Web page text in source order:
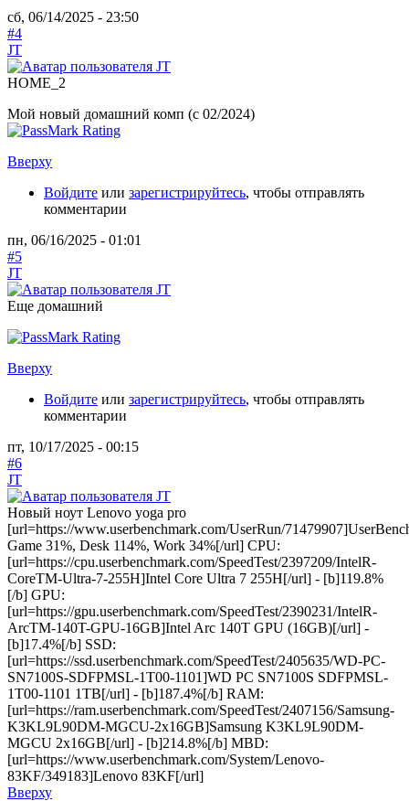
сб, 06/14/2025 - 23:50
#4
JT
HOME_2
Мой новый домашний комп (с 02/2024)
Вверху
Войдите или зарегистрируйтесь, чтобы отправлять
комментарии
пн, 06/16/2025 - 01:01
#5
JT
Еще домашний
Вверху
Войдите или зарегистрируйтесь, чтобы отправлять
комментарии
пт, 10/17/2025 - 00:15
#6
JT
Новый ноут Lenovo yoga pro
[url=https://www.userbenchmark.com/UserRun/
Game 31%, Desk 114%, Work 34%[/url] CPU:
[url=https://cpu.userbenchmark.com/SpeedTest/2397209/IntelR-
CoreTM-Ultra-7-255H]Intel Core Ultra 7 255H[/url] - [b]119.8%
[/b] GPU:
[url=https://gpu.userbenchmark.com/SpeedTest/2390231/IntelR-
ArcTM-140T-GPU-16GB]Intel Arc 140T GPU (16GB)[/url] -
[b]17.4%[/b] SSD:
[url=https://ssd.userbenchmark.com/SpeedTest/2405635/WD-PC-
SN7100S-SDFPMSL-1T00-1101]WD PC SN7100S SDFPMSL-
1T00-1101 1TB[/url] - [b]187.4%[/b] RAM:
[url=https://ram.userbenchmark.com/SpeedTest/2407156/Samsung-
K3KL9L90DM-MGCU-2x16GB]Samsung K3KL9L90DM-
MGCU 2x16GB[/url] - [b]214.8%[/b] MBD:
[url=https://www.userbenchmark.com/System/Lenovo-
83KF/349183]Lenovo 83KF[/url]
Вверху